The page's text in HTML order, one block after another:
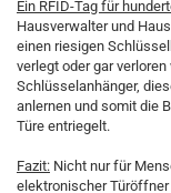
Ein RFID-Tag für
Hausverwalter und
einen riesigen
verlegt oder gar
Schlüsselanhänger,
anlernen und somit die
Türe entriegelt.
Fazit: Nicht nur für
elektronischer Türöffner